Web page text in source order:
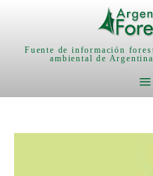
Fuente de información
ambiental de